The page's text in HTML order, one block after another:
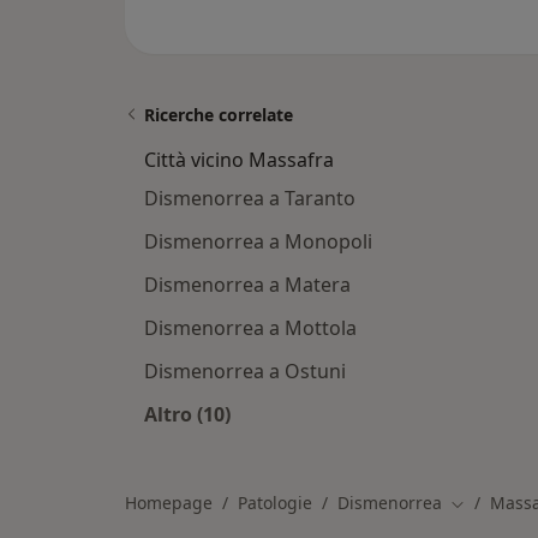
Ricerche correlate
Città vicino Massafra
Dismenorrea a Taranto
Dismenorrea a Monopoli
Dismenorrea a Matera
Dismenorrea a Mottola
Dismenorrea a Ostuni
Altro (10)
Homepage Patologie Dismenorrea Cambia